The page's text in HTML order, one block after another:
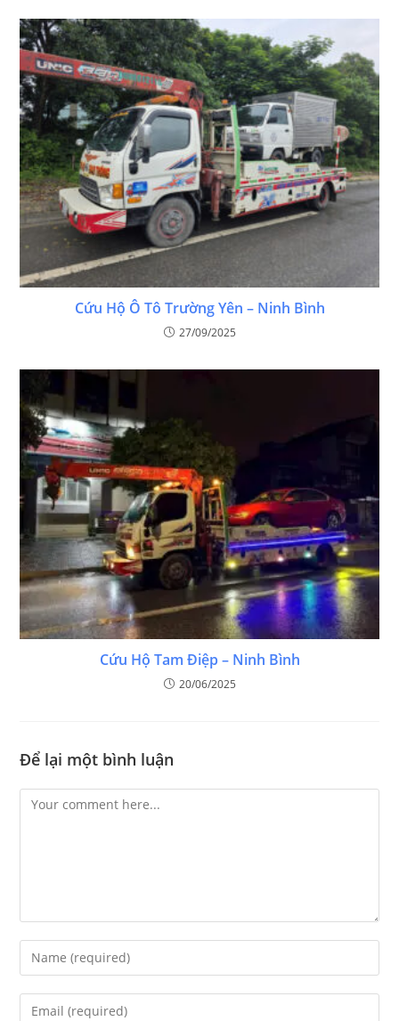
Cứu Hộ Ô Tô Trường Yên – Ninh Bình
27/09/2025
Cứu Hộ Tam Điệp – Ninh Bình
20/06/2025
Để lại một bình luận